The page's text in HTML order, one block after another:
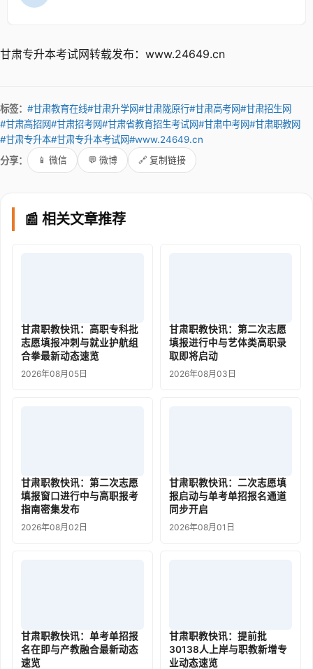
甘肃专升本考试网转载发布：www.24649.cn
标签： #甘肃教育在线#甘肃升学网#甘肃陇原行#甘肃高考网#甘肃招生网
#甘肃高招网#甘肃招考网#甘肃省教育招生考试网#甘肃中考网#甘肃职教网
#甘肃专升本#甘肃专升本考试网#www.24649.cn
分享：
📱 微信 💬 微博 🔗 复制链接
📰 相关文章推荐
甘肃职教快讯：高职专科批
志愿填报冲刺与就业护航组
合拳最新动态速览
2026年08月05日
甘肃职教快讯：第二次志愿
填报进行中与艺体类高职录
取即将启动
2026年08月03日
甘肃职教快讯：第二次志愿
填报窗口进行中与高职报考
指南密集发布
2026年08月02日
甘肃职教快讯：二次志愿填
报启动与单考单招报名通道
同步开启
2026年08月01日
甘肃职教快讯：单考单招报
名在即与产教融合最新动态
速览
甘肃职教快讯：提前批
30138人上岸与职教新增专
业动态速览